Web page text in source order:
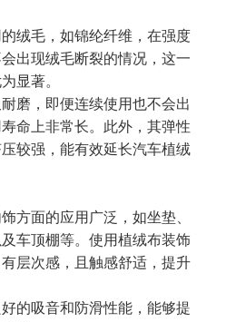
绒毛，如锦纶纤维，在强度
出现绒毛断裂的情况，这一
显著。
磨，即便连续使用也不会出
命上非常长。此外，其弹性
较强，能有效延长汽车植绒
方面的应用广泛，如坐垫、
车顶棚等。使用植绒布装饰
层次感，且触感舒适，提升
的吸音和防滑性能，能够提